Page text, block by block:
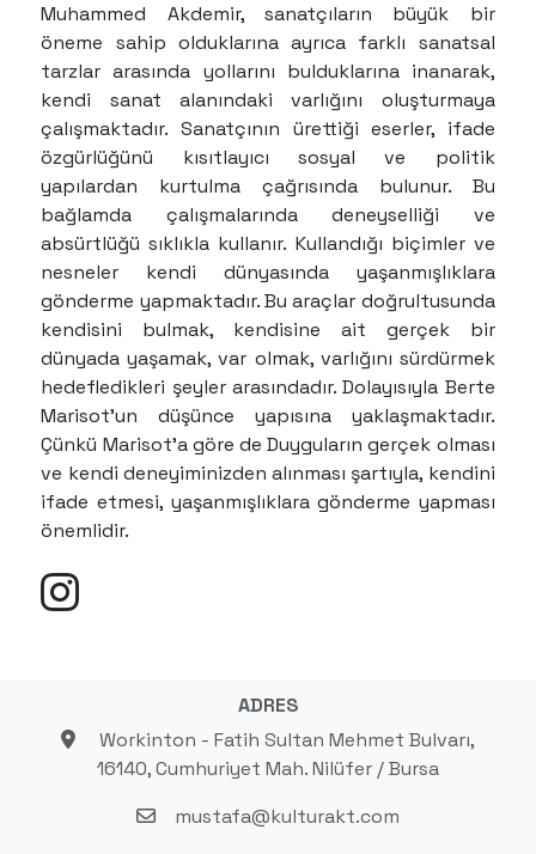
Muhammed Akdemir, sanatçıların büyük bir
öneme sahip olduklarına ayrıca farklı sanatsal
tarzlar arasında yollarını bulduklarına inanarak,
kendi sanat alanındaki varlığını oluşturmaya
çalışmaktadır. Sanatçının ürettiği eserler, ifade
özgürlüğünü kısıtlayıcı sosyal ve politik
yapılardan kurtulma çağrısında bulunur. Bu
bağlamda çalışmalarında deneyselliği ve
absürtlüğü sıklıkla kullanır. Kullandığı biçimler ve
nesneler kendi dünyasında yaşanmışlıklara
gönderme yapmaktadır. Bu araçlar doğrultusunda
kendisini bulmak, kendisine ait gerçek bir
dünyada yaşamak, var olmak, varlığını sürdürmek
hedefledikleri şeyler arasındadır. Dolayısıyla Berte
Marisot’un düşünce yapısına yaklaşmaktadır.
Çünkü Marisot’a göre de Duyguların gerçek olması
ve kendi deneyiminizden alınması şartıyla, kendini
ifade etmesi, yaşanmışlıklara gönderme yapması
önemlidir.
ADRES
Workinton - Fatih Sultan Mehmet Bulvarı,
16140, Cumhuriyet Mah. Nilüfer / Bursa
mustafa@kulturakt.com